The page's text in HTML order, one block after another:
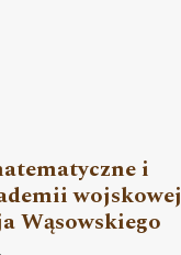
i
wojskowej
Wąsowskiego